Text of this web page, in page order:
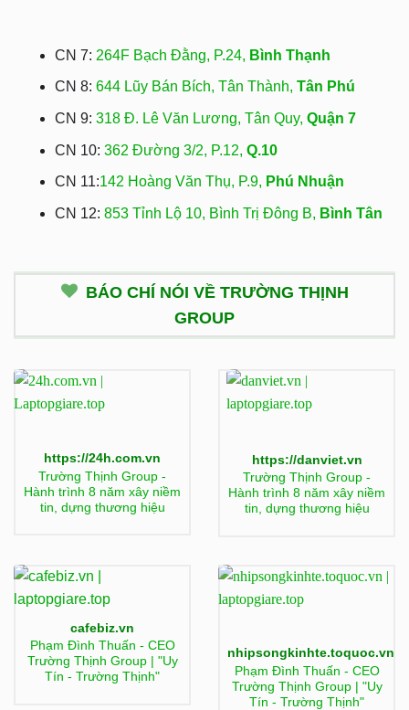
CN 7: 264F Bạch Đằng, P.24, Bình Thạnh
CN 8: 644 Lũy Bán Bích, Tân Thành, Tân Phú
CN 9: 318 Đ. Lê Văn Lương, Tân Quy, Quận 7
CN 10: 362 Đường 3/2, P.12, Q.10
CN 11:142 Hoàng Văn Thụ, P.9, Phú Nhuận
CN 12: 853 Tỉnh Lộ 10, Bình Trị Đông B, Bình Tân
BÁO CHÍ NÓI VỀ TRƯỜNG THỊNH
GROUP
https://24h.com.vn
Trường Thịnh Group -
Hành trình 8 năm xây niềm
tin, dựng thương hiệu
https://danviet.vn
Trường Thịnh Group -
Hành trình 8 năm xây niềm
tin, dựng thương hiệu
cafebiz.vn
Phạm Đình Thuấn - CEO
Trường Thịnh Group | "Uy
Tín - Trường Thịnh"
nhipsongkinhte.toquoc.vn
Phạm Đình Thuấn - CEO
Trường Thịnh Group | "Uy
Tín - Trường Thịnh"